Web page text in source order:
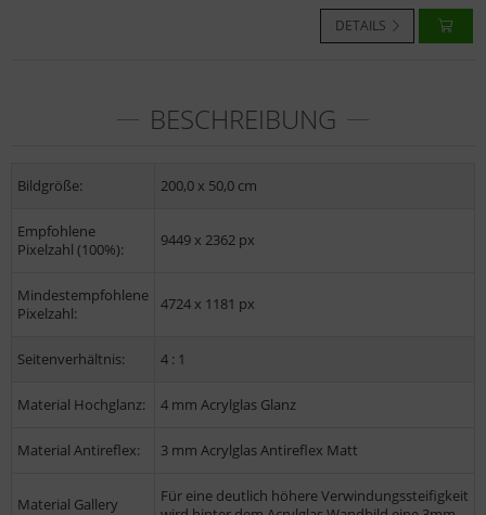
DETAILS
BESCHREIBUNG
Bildgröße: 200,0 x 50,0 cm
Empfohlene
Pixelzahl (100%):
9449 x 2362 px
Mindestempfohlene
Pixelzahl:
4724 x 1181 px
Seitenverhältnis: 4 : 1
Material Hochglanz: 4 mm Acrylglas Glanz
Material Antireflex: 3 mm Acrylglas Antireflex Matt
Material Gallery
Für eine deutlich höhere Verwindungssteifigkeit